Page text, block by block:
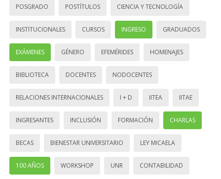
POSGRADO POSTÍTULOS CIENCIA Y TECNOLOGÍA
INSTITUCIONALES CURSOS INGRESO GRADUADOS
EXÁMENES GÉNERO EFEMÉRIDES HOMENAJES
BIBLIOTECA DOCENTES NODOCENTES
RELACIONES INTERNACIONALES I + D IITEA IITAE
INGRESANTES INCLUSIÓN FORMACIÓN CHARLAS
BECAS BIENESTAR UNIVERSITARIO LEY MICAELA
100 AÑOS WORKSHOP UNR CONTABILIDAD